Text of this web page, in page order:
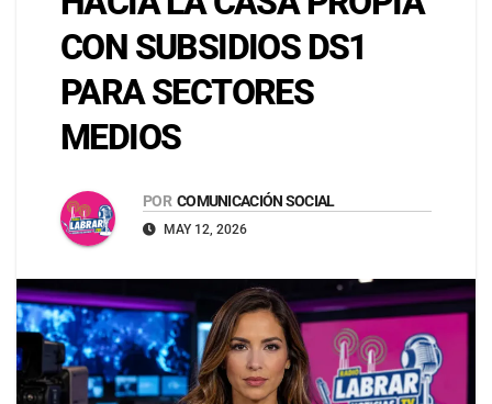
CON SUBSIDIOS DS1
PARA SECTORES
MEDIOS
POR COMUNICACIÓN SOCIAL
MAY 12, 2026